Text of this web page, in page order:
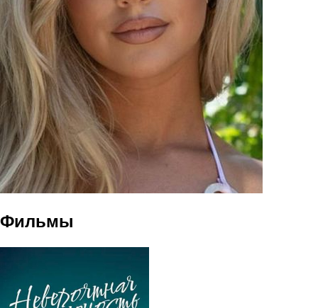
Фильмы